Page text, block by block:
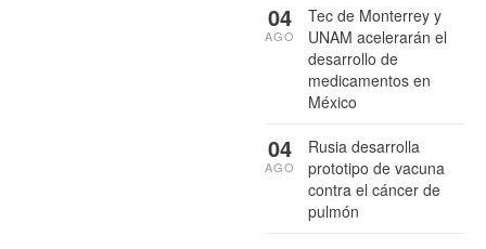
Tec de Monterrey y
UNAM acelerarán el
desarrollo de
medicamentos en
México
04
AGO
Rusia desarrolla
prototipo de vacuna
contra el cáncer de
pulmón
04
AGO